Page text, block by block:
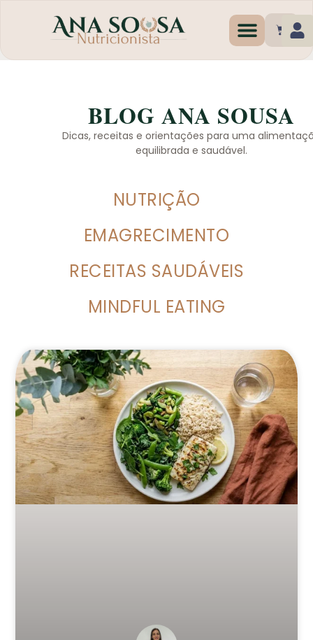
BLOG ANA SOUSA
Dicas, receitas e orientações para uma
equilibrada e saudável.
NUTRIÇÃO
EMAGRECIMENTO
RECEITAS SAUDÁVEIS
MINDFUL EATING